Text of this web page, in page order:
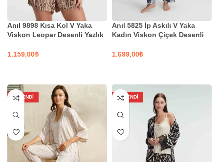
Anıl 9898 Kısa Kol V Yaka
Viskon Leopar Desenli Yazlık
Kadın Pijama Takımı
₺
Anıl 5825 İp Askılı V Yaka
Kadın Viskon Çiçek Desenli
Takımı Sabahlık
₺
TÜKENDI TÜKENDI